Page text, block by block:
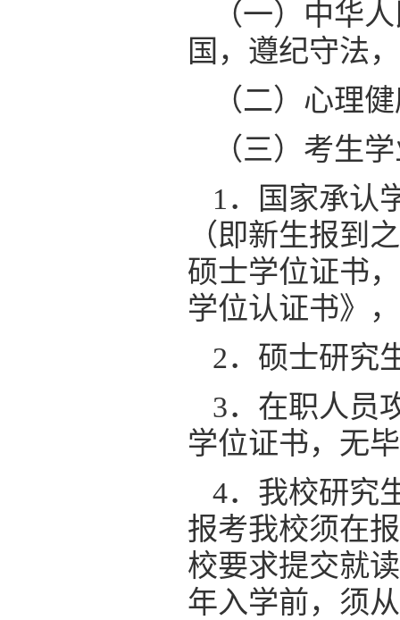
（一）中华
国，遵纪守法
（二）心理
（三）考生
1．国家承认
（即新生报到
硕士学位证书
学位认证书》
2．硕士研究
3．在职人员
学位证书，无
4．我校研究
报考我校须在
校要求提交就
年入学前，须